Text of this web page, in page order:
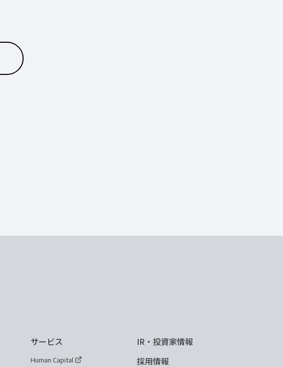
サービス
Human Capital
IR・投資家情報
採用情報